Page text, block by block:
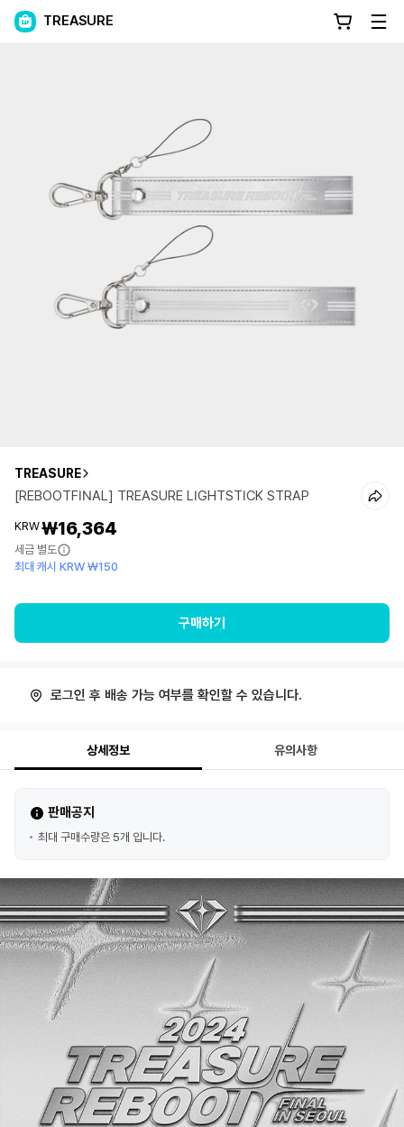
TREASURE
TREASURE
[REBOOTFINAL] TREASURE LIGHTSTICK STRAP
KRW₩16,364
세금 별도
최대 캐시 KRW ₩150
구매하기
로그인 후 배송 가능 여부를 확인할 수 있습니다.
상세정보 유의사항
판매공지
최대 구매수량은 5개 입니다.